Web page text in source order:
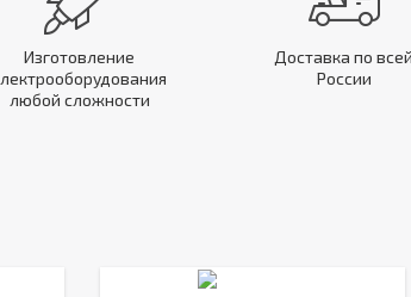
Изготовление
любой сложности
Доставка по всей
России